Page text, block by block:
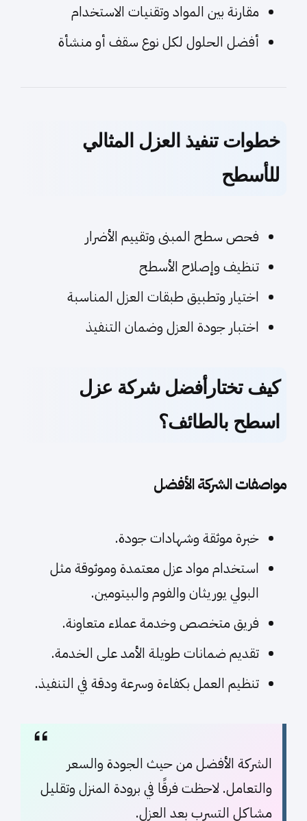
مقارنة بين المواد وتقنيات الاستخدام
أفضل الحلول لكل نوع سقف أو منشأة
خطوات تنفيذ العزل المثالي
للأسطح
فحص سطح المبنى وتقييم الأضرار
تنظيف وإصلاح الأسطح
اختيار وتطبيق طبقات العزل المناسبة
اختبار جودة العزل وضمان التنفيذ
كيف تختارأفضل شركة عزل
اسطح بالطائف؟
مواصفات الشركة الأفضل
خبرة موثقة وشهادات جودة.
استخدام مواد عزل معتمدة وموثوقة مثل
البولي يوريثان والفوم والبيتومين.
فريق متخصص وخدمة عملاء متعاونة.
تقديم ضمانات طويلة الأمد على الخدمة.
تنظيم العمل بكفاءة وسرعة ودقة في التنفيذ.
الشركة الأفضل من حيث الجودة والسعر
والتعامل. لاحظت فرقًا في برودة المنزل وتقليل
مشاكل التسرب بعد العزل.